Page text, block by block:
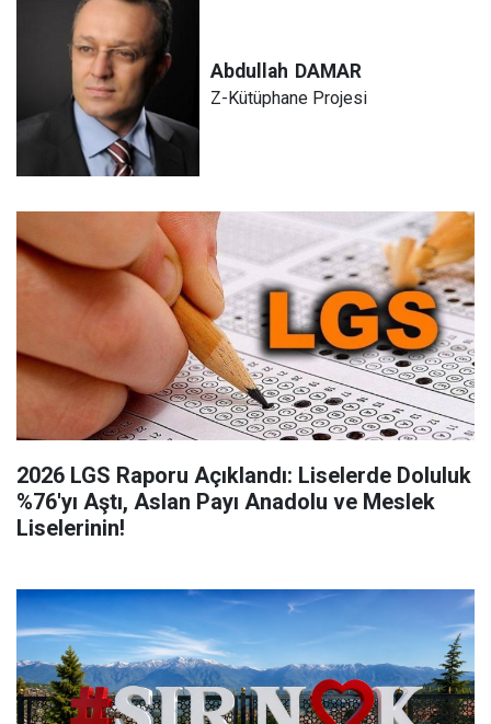
Abdullah DAMAR
Z-Kütüphane Projesi
2026 LGS Raporu Açıklandı: Liselerde Doluluk
%76'yı Aştı, Aslan Payı Anadolu ve Meslek
Liselerinin!